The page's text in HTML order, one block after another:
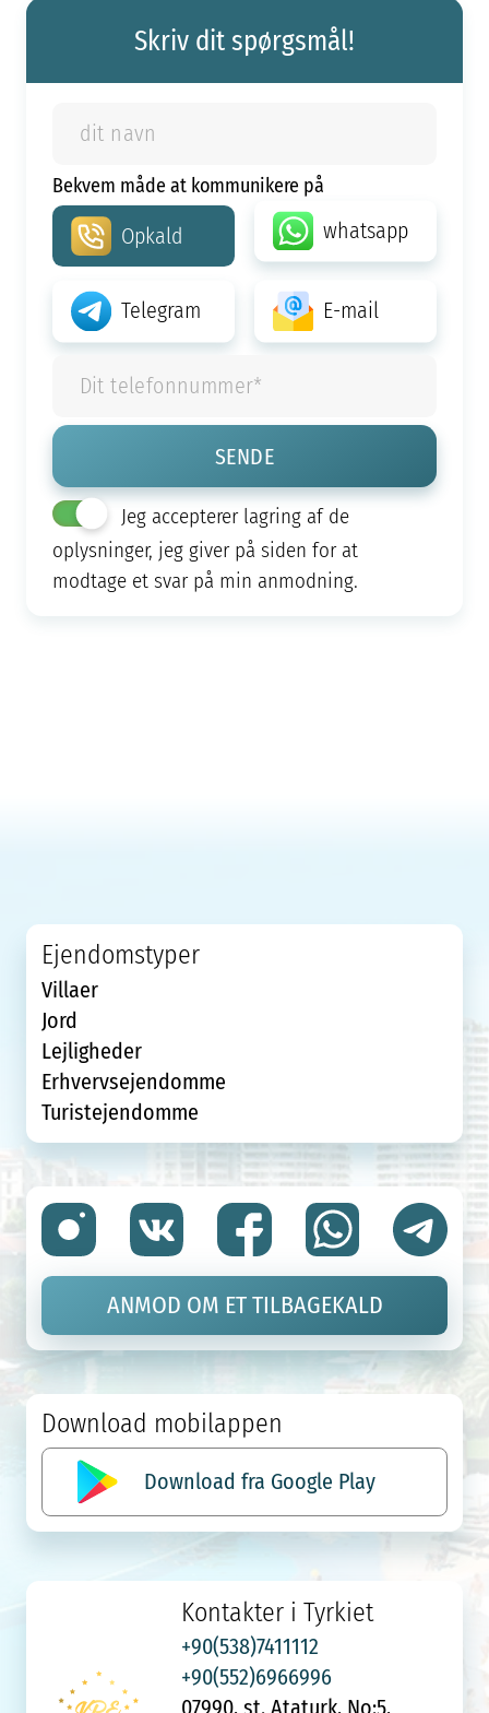
Skriv dit spørgsmål!
Bekvem måde at kommunikere på
Opkald whatsapp
Telegram E-mail
Jeg accepterer lagring af de
oplysninger, jeg giver på siden for at
modtage et svar på min anmodning.
Kontakter i Tyrkiet
+90(538)7411112
+90(552)6966996
Download mobilappen
Download fra Google Play
Ejendomstyper
Villaer
Jord
Lejligheder
Erhvervsejendomme
Turistejendomme
ANMOD OM ET TILBAGEKALD